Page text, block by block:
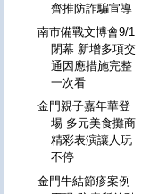
齊推防詐騙宣導
南市備戰文博會9/1
閉幕 新增多項交
通因應措施完整
一次看
金門親子嘉年華登
場 多元美食攤商
精彩表演讓人玩
不停
金門牛結節疹案例